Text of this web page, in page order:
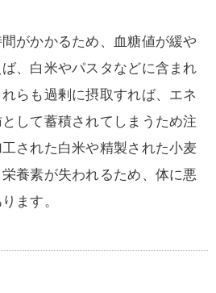
がかかるため、血糖値が緩や
、白米やパスタなどに含まれ
らも過剰に摂取すれば、エネ
して蓄積されてしまうため注
された白米や精製された小麦
養素が失われるため、体に悪
ます。